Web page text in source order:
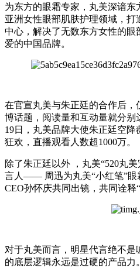
为东方的眼霜专家，丸美深谙
亚洲女性眼部肌肤护理领域，
中心，解决了无数东方女性的
爱的中国品牌。
在官宣丸美与朱正廷的合作后，
博话题，阅读量和互动量就分别
19日，丸美品牌大使朱正廷空
狂欢，直播观看人数超1000万。
除了朱正廷以外 ，丸美“520丸
言人—— 周迅为丸美“小红笔”眼
CEO孙怀庆共同出镜，共同诠释“
对于丸美而言，明星代言绝不
的底层逻辑永远是过硬的产品力